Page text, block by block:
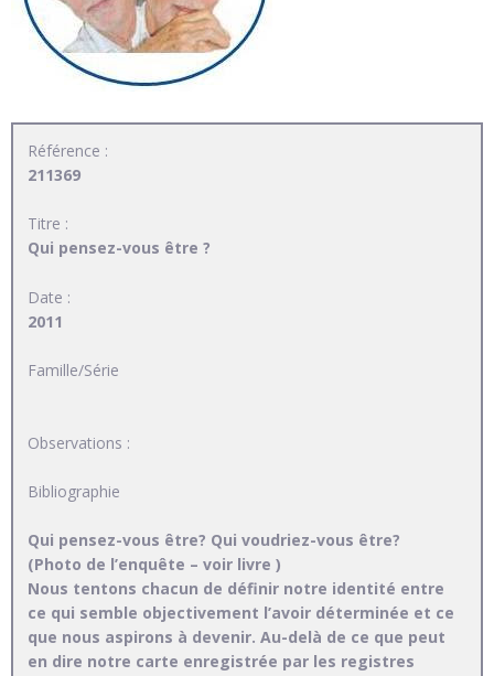
Référence :
211369
Titre :
Qui pensez-vous être ?
Date :
2011
Famille/Série
Observations :
Bibliographie
Qui pensez-vous être? Qui voudriez-vous être?
(Photo de l’enquête – voir livre )
Nous tentons chacun de définir notre identité entre
ce qui semble objectivement l’avoir déterminée et ce
que nous aspirons à devenir. Au-delà de ce que peut
en dire notre carte enregistrée par les registres